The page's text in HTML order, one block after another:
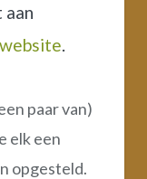
.
paar van)
elk een
opgesteld.